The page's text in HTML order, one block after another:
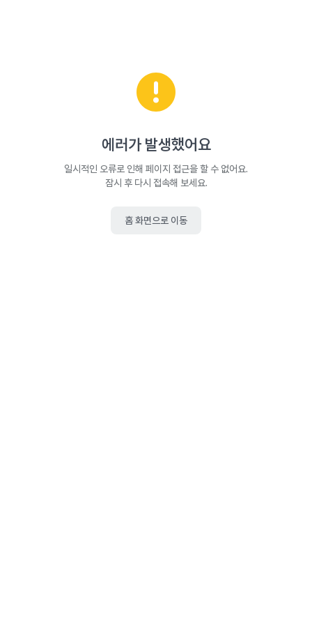
에러가 발생했어요
일시적인 오류로 인해 페이지 접근을 할 수 없어요.
잠시 후 다시 접속해 보세요.
홈 화면으로 이동